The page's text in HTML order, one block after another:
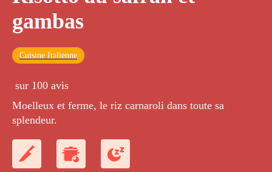
gambas
Cuisine Italienne
sur 100 avis
Moelleux et ferme, le riz carnaroli dans toute sa
splendeur.